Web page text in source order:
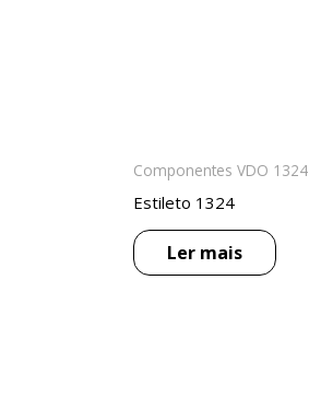
Componentes VDO 1324
Estileto 1324
Ler mais